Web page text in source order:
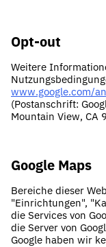
Opt-out
Weitere
www.google.com/
(Postanschrift:
Mountain View, CA
Google Maps
Bereiche dieser
"Einrichtungen",
die Services von
die Server von
Google haben wir